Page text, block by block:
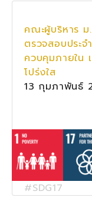
คณะผู้บริหาร
ตรวจสอบประจ
ควบคุมภายใน
โปร่งใส
13 กุมภาพันธ์
#SDG17